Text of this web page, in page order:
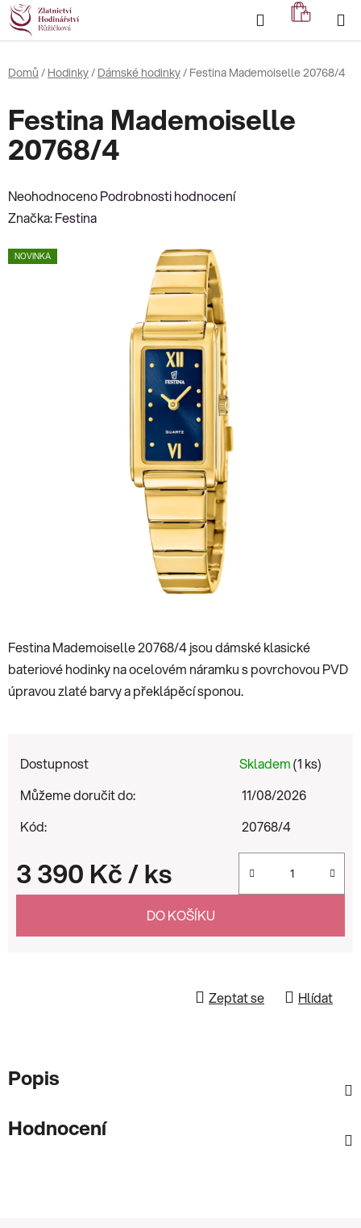
Přejít
na
obsah
Hledat
KOŠÍK
Domů / Hodinky/ Dámské hodinky/ Festina Mademoiselle 20768/4
Festina Mademoiselle 20768/4 jsou dámské klasické
bateriové hodinky na ocelovém náramku s povrchovou PVD
úpravou zlaté barvy a překlápěcí sponou.
Dostupnost Skladem(1 ks)
Můžeme doručit do:
11/08/2026
Kód:
20768/4
3 390 Kč/ ks
Měrná cena:
DO KOŠÍKU
Zeptat se Hlídat
Festina Mademoiselle
20768/4
Průměrné
hodnocení
je
NeohodnocenoPodrobnosti hodnocení
Značka:Festina
NOVINKA
Popis
Hodnocení